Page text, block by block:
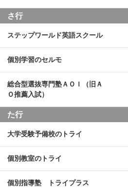
さ行
ステップワールド英語スクール
個別学習のセルモ
総合型選抜専門塾ＡＯＩ（旧Ａ
Ｏ推薦入試）
た行
大学受験予備校のトライ
個別教室のトライ
個別指導塾 トライプラス